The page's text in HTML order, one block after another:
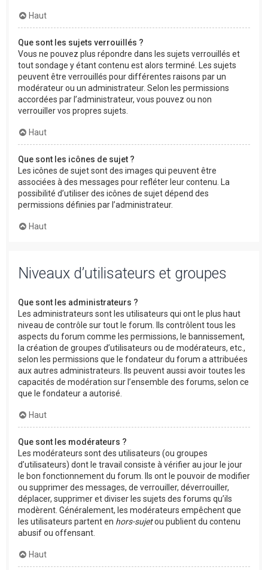
Haut
Que sont les sujets verrouillés ?
Vous ne pouvez plus répondre dans les sujets verrouillés et
tout sondage y étant contenu est alors terminé. Les sujets
peuvent être verrouillés pour différentes raisons par un
modérateur ou un administrateur. Selon les permissions
accordées par l’administrateur, vous pouvez ou non
verrouiller vos propres sujets.
Haut
Que sont les icônes de sujet ?
Les icônes de sujet sont des images qui peuvent être
associées à des messages pour refléter leur contenu. La
possibilité d’utiliser des icônes de sujet dépend des
permissions définies par l’administrateur.
Haut
Niveaux d’utilisateurs et groupes
Que sont les administrateurs ?
Les administrateurs sont les utilisateurs qui ont le plus haut
niveau de contrôle sur tout le forum. Ils contrôlent tous les
aspects du forum comme les permissions, le bannissement,
la création de groupes d’utilisateurs ou de modérateurs, etc.,
selon les permissions que le fondateur du forum a attribuées
aux autres administrateurs. Ils peuvent aussi avoir toutes les
capacités de modération sur l’ensemble des forums, selon ce
que le fondateur a autorisé.
Haut
Que sont les modérateurs ?
Les modérateurs sont des utilisateurs (ou groupes
d’utilisateurs) dont le travail consiste à vérifier au jour le jour
le bon fonctionnement du forum. Ils ont le pouvoir de modifier
ou supprimer des messages, de verrouiller, déverrouiller,
déplacer, supprimer et diviser les sujets des forums qu’ils
modèrent. Généralement, les modérateurs empêchent que
les utilisateurs partent en hors-sujetou publient du contenu
abusif ou offensant.
Haut